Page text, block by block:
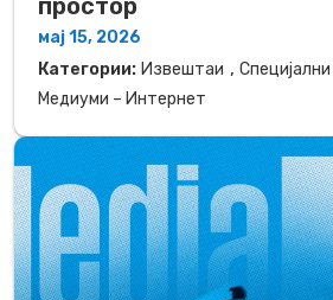
мај 15, 2026
Категории: Извештаи ,
Медиуми – Интернет